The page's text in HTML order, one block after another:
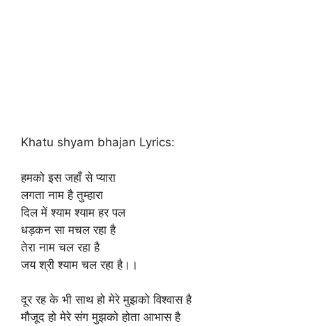
Khatu shyam bhajan Lyrics:
हमको इस जहाँ से प्यारा
लगता नाम है तुम्हारा
दिल में श्याम श्याम हर पल
धड़कन सा मचल रहा है
तेरा नाम चल रहा है
जय श्री श्याम चल रहा है।।
दूर रह के भी साथ हो मेरे मुझको विश्वास है
मौजूद हो मेरे संग मुझको होता आभास है